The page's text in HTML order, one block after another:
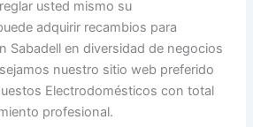
usted mismo su
adquirir recambios para
Sabadell en diversidad de negocios
nuestro sitio web preferido
Electrodomésticos con total
profesional.